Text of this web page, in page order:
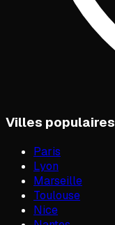
Villes populaires
Paris
Lyon
Marseille
Toulouse
Nice